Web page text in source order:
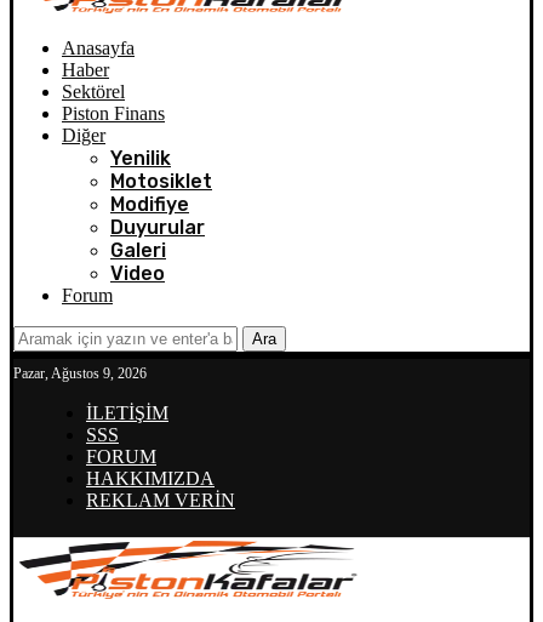
Anasayfa
Haber
Sektörel
Piston Finans
Diğer
Yenilik
Motosiklet
Modifiye
Duyurular
Galeri
Video
Forum
Ara
Pazar, Ağustos 9, 2026
İLETİŞİM
SSS
FORUM
HAKKIMIZDA
REKLAM VERİN